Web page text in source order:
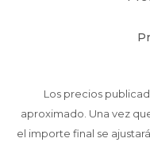
Los precios
aproximado. Una vez
el importe final se